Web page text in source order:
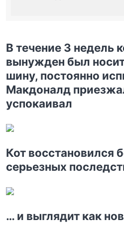
В течение 3 недель
вынужден был
шину, постоянно
Макдоналд
успокаивал
Кот восстановился
серьезных
… и выглядит как